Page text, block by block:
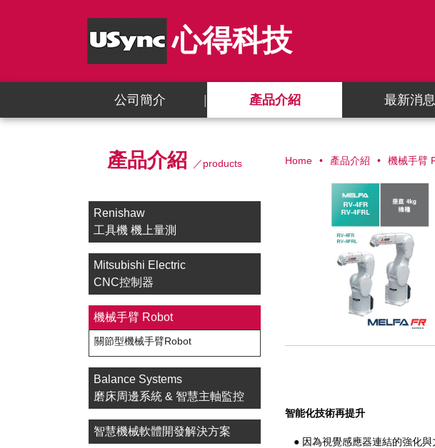
心得科技
公司簡介 產品介紹 最新消息
產品介紹 ／products
Renishaw
工具機 機上量測
Mitsubishi Electric
CNC控制器
機械手臂 Robot
關節型機械手臂Robot
Balance Systems
磨床周邊系統 & 智慧主軸監控
智慧機械軟體開發解決方案
Home 產品介紹 機械手臂
智能化技術再提升
● 因為視覺感應器連結的強化與